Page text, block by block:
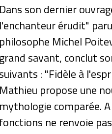
Dans son dernier
l'enchanteur érudit"
philosophe Michel
grand savant, conclut
suivants : "Fidèle à
Mathieu propose une
mythologie comparée.
fonctions ne renvoie